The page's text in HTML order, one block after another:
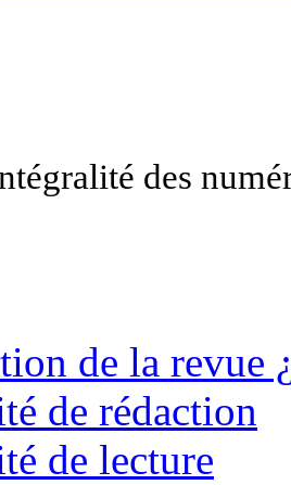
des
de la revue
de rédaction
de lecture